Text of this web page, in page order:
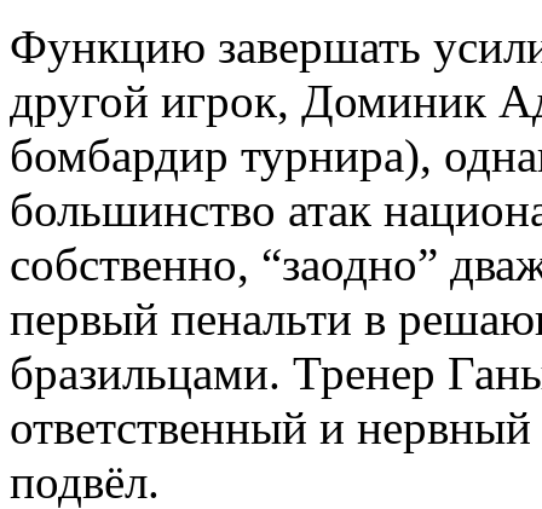
Функцию завершать
другой игрок, Доминик
бомбардир турнира),
большинство атак
собственно, “заодно”
первый пенальти в
бразильцами. Тренер
ответственный и
подвёл.